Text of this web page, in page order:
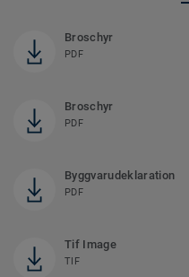
Broschyr
PDF
Broschyr
PDF
Byggvarudeklaration
PDF
Tif Image
TIF